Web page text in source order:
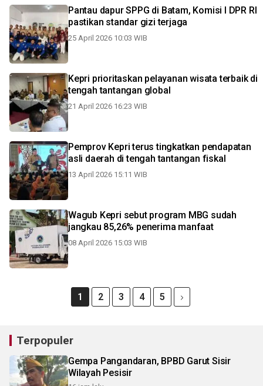
Pantau dapur SPPG di Batam, Komisi I DPR RI
pastikan standar gizi terjaga
25 April 2026 10:03 WIB
Kepri prioritaskan pelayanan wisata terbaik di
tengah tantangan global
21 April 2026 16:23 WIB
Pemprov Kepri terus tingkatkan pendapatan
asli daerah di tengah tantangan fiskal
13 April 2026 15:11 WIB
Wagub Kepri sebut program MBG sudah
jangkau 85,26% penerima manfaat
08 April 2026 15:03 WIB
1 2 3 4 5
Terpopuler
Gempa Pangandaran, BPBD Garut Sisir
Wilayah Pesisir